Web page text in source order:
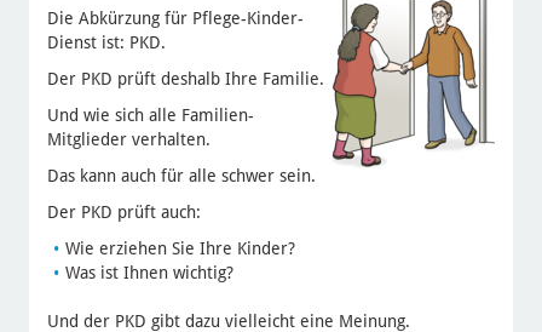
Die Abkürzung für Pflege-Kinder-
Dienst ist: PKD.
Der PKD prüft deshalb Ihre Familie.
Und wie sich alle Familien-
Mitglieder verhalten.
Das kann auch für alle schwer sein.
Der PKD prüft auch:
Wie erziehen Sie Ihre Kinder?
Was ist Ihnen wichtig?
Und der PKD gibt dazu vielleicht eine Meinung.